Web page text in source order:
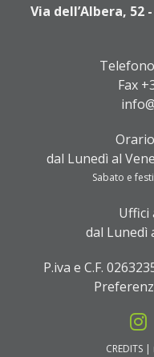
Via dell’Albera,
Fax
dal Lunedì al
Sabato e
Uffici
dal Lunedì
P.iva e C.F.
CREDITS |